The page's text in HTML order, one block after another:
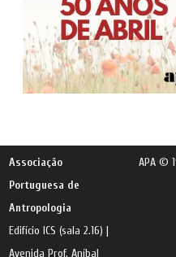
Associação
Portuguesa de
Antropologia
Edifício ICS (sala 2.16) |
Avenida Prof. Aníbal
APA ©